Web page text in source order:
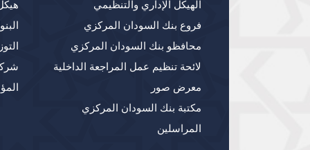
الهيكل الإداري والتنظيمي
فروع بنك السودان المركزي
محافظو بنك السودان المركزي
لائحة تنظيم عمل المراجعة الداخلية
معرض صور
مكتبة بنك السودان المركزي
المراسلين